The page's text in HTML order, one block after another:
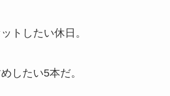
トしたい休日。
したい5本だ。